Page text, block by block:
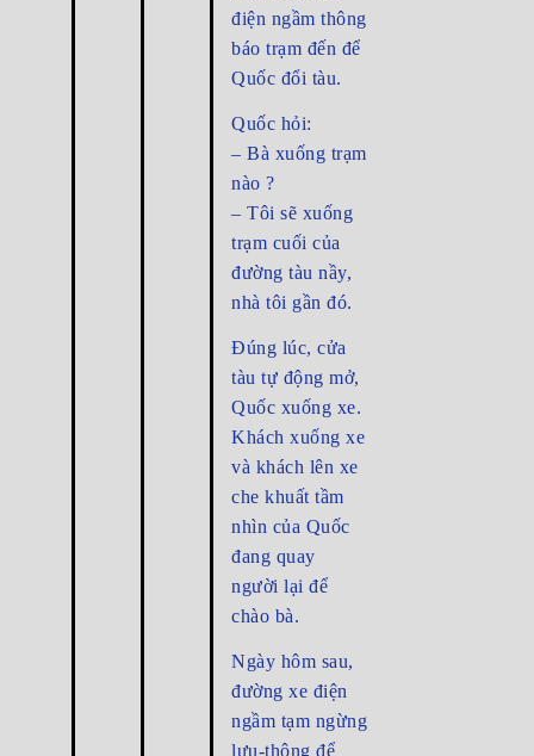
điện ngầm thông
báo trạm đến để
Quốc đổi tàu.
Quốc hỏi:
– Bà xuống trạm
nào ?
– Tôi sẽ xuống
trạm cuối của
đường tàu nầy,
nhà tôi gần đó.
Đúng lúc, cửa
tàu tự động mở,
Quốc xuống xe.
Khách xuống xe
và khách lên xe
che khuất tầm
nhìn của Quốc
đang quay
người lại để
chào bà.
Ngày hôm sau,
đường xe điện
ngầm tạm ngừng
lưu-thông để